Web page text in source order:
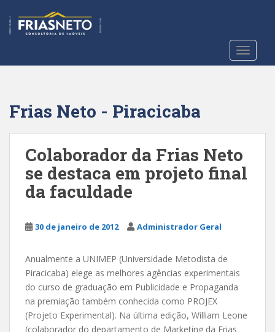
t
Frias Neto - Piracicaba
Colaborador da Frias Neto
se destaca em projeto final
da faculdade
30 de janeiro de 2012 Administrador Geral
Anualmente a UNIMEP (Universidade Metodista de
Piracicaba) elege as melhores agências experimentais
do curso de graduação em Publicidade e Propaganda
na premiação também conhecida como PROJEX
(Projeto Experimental). Na última edição, William Leone
(colaborador do departamento de Marketing da Frias